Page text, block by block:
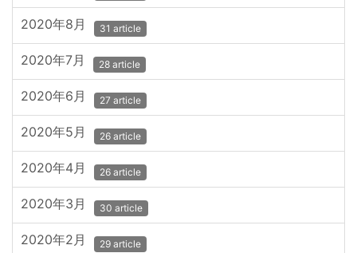
2020年8月 31 article
2020年7月 28 article
2020年6月 27 article
2020年5月 26 article
2020年4月 26 article
2020年3月 30 article
2020年2月 29 article